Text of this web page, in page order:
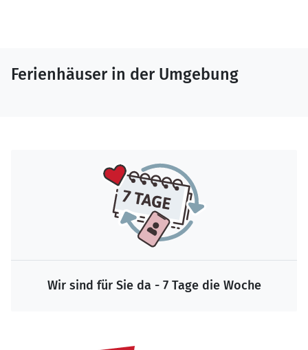
Ferienhäuser in der Umgebung
Wir sind für Sie da - 7 Tage die Woche